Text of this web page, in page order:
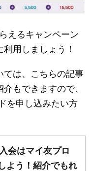
えるキャンペーン
用しましょう！
ては、こちらの記事
もできますので、
を申し込みたい方
会はマイ友プロ
よう！紹介でもれ